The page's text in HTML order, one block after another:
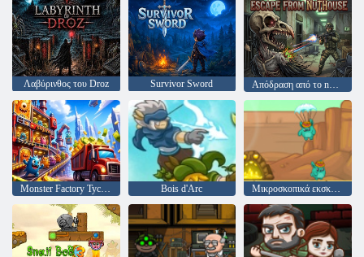
Λαβύρινθος του Droz Survivor Sword Απόδραση από το nuthouse
Monster Factory Tycoon Bois d'Arc Μικροσκοπικά εκσκαφεία